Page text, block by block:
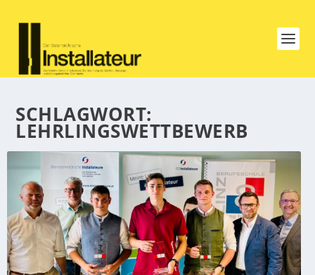
SCHLAGWORT:
LEHRLINGSWETTBEWERB